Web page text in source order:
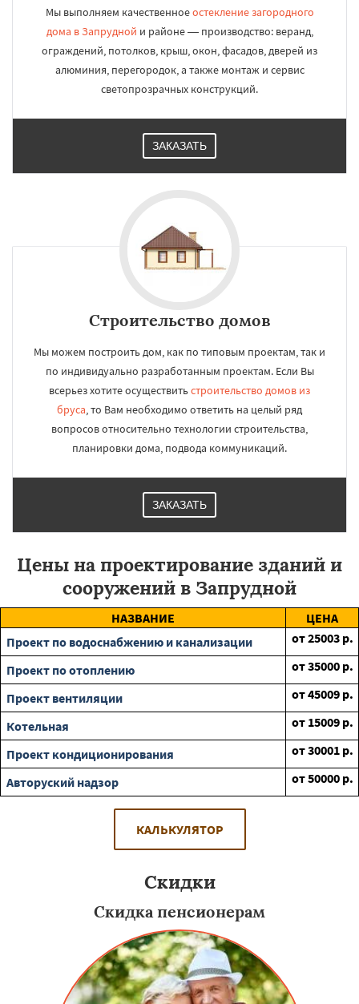
Мы выполняем качественноеостекление загородного
дома в Запрудной и районе — производство: веранд,
ограждений, потолков, крыш, окон, фасадов, дверей из
алюминия, перегородок, а также монтаж и сервис
светопрозрачных конструкций.
ЗАКАЗАТЬ
Строительство домов
Мы можем построить дом, как по типовым проектам, так и
по индивидуально разработанным проектам. Если Вы
всерьез хотите осуществитьстроительство домов из
бруса, то Вам необходимо ответить на целый ряд
вопросов относительно технологии строительства,
планировки дома, подвода коммуникаций.
ЗАКАЗАТЬ
Цены на проектирование зданий и
сооружений в Запрудной
НАЗВАНИЕ
ЦЕНА
Проект по водоснабжению и канализации
от25003 р.
Проект по отоплению
от35000 р.
Проект вентиляции
от45009 р.
Котельная
от 15009 р.
Проект кондиционирования
от30001 р.
Авторуский надзор
от50000 р.
КАЛЬКУЛЯТОР
Скидки
Скидка пенсионерам